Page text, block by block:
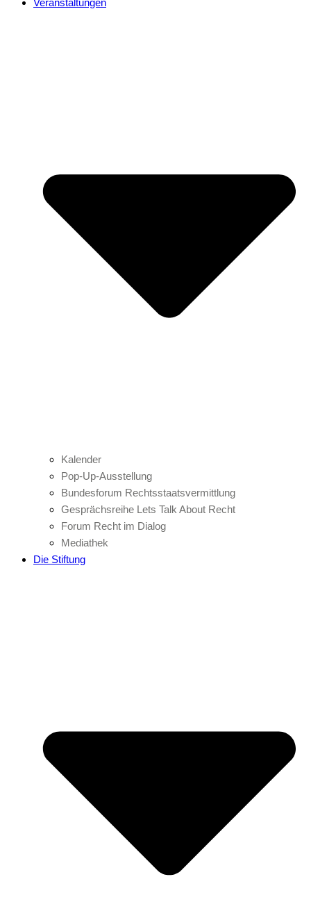
Veranstaltungen
Kalender
Pop-Up-Ausstellung
Bundesforum Rechtsstaatsvermittlung
Gesprächsreihe Lets Talk About Recht
Forum Recht im Dialog
Mediathek
Die Stiftung